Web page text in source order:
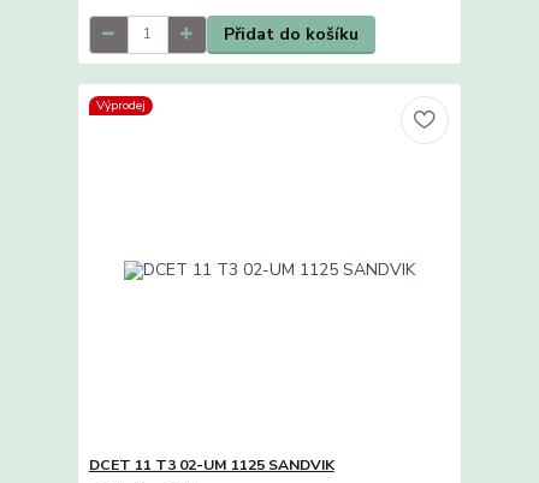
Přidat do košíku
Výprodej
DCET 11 T3 02-UM 1125 SANDVIK